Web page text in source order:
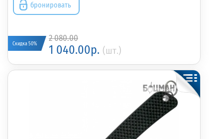
бронировать
Скидка 50%
2 080.00
1 040.00р. (шт.)